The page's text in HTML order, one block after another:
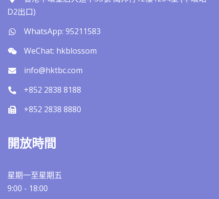
D2出口)
WhatsApp: 95211583
WeChat: hkblossom
info@hktbc.com
+852 2838 8188
+852 2838 8880
開放時間
星期一至星期五
9:00 - 18:00